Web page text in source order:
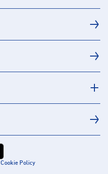
Cookie Policy